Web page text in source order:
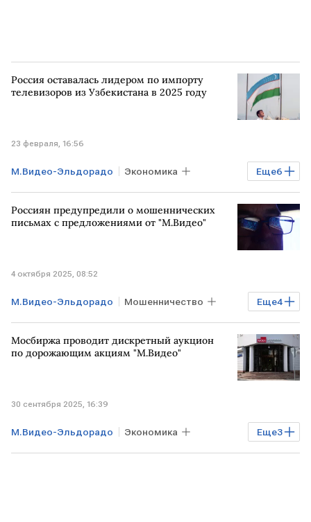
Россия оставалась лидером по импорту
телевизоров из Узбекистана в 2025 году
23 февраля, 16:56
Еще6
М.Видео-Эльдорадо Экономика
Бизнес РОССИЯ УЗБЕКИСТАН
ТУРЦИЯ АЗЕРБАЙДЖАН
Россиян предупредили о мошеннических
письмах с предложениями от "М.Видео"
4 октября 2025, 08:52
Еще4
М.Видео-Эльдорадо Мошенничество
Финансы Общество М.Видео
Лаборатория Касперского
Мосбиржа проводит дискретный аукцион
по дорожающим акциям "М.Видео"
30 сентября 2025, 16:39
Еще3
М.Видео-Эльдорадо Экономика
Мосбиржа Акции Рынок